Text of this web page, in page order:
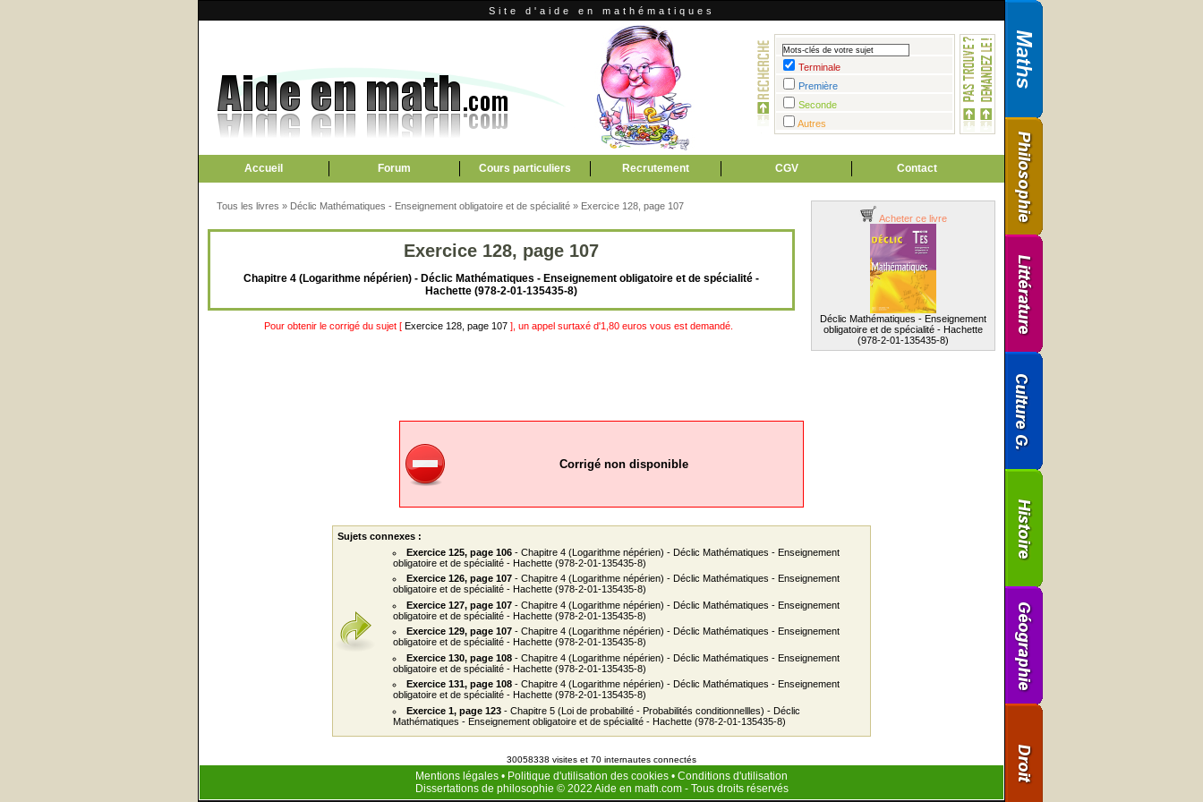
Site d'aide en mathématiques
Terminale
Première
Seconde
Autres
Accueil Forum Cours particuliers Recrutement CGV Contact
Acheter ce livre
Déclic Mathématiques - Enseignement
obligatoire et de spécialité - Hachette
(978-2-01-135435-8)
Tous les livres » Déclic Mathématiques - Enseignement obligatoire et de spécialité » Exercice 128, page 107
Exercice 128, page 107
Chapitre 4 (Logarithme népérien) - Déclic Mathématiques - Enseignement obligatoire et de spécialité -
Hachette (978-2-01-135435-8)
Pour obtenir le corrigé du sujet [ Exercice 128, page 107 ], un appel surtaxé d'1,80 euros vous est demandé.
Corrigé non disponible
Sujets connexes :
Exercice 125, page 106 - Chapitre 4 (Logarithme népérien) - Déclic Mathématiques - Enseignement
obligatoire et de spécialité - Hachette (978-2-01-135435-8)
Exercice 126, page 107 - Chapitre 4 (Logarithme népérien) - Déclic Mathématiques - Enseignement
obligatoire et de spécialité - Hachette (978-2-01-135435-8)
Exercice 127, page 107 - Chapitre 4 (Logarithme népérien) - Déclic Mathématiques - Enseignement
obligatoire et de spécialité - Hachette (978-2-01-135435-8)
Exercice 129, page 107 - Chapitre 4 (Logarithme népérien) - Déclic Mathématiques - Enseignement
obligatoire et de spécialité - Hachette (978-2-01-135435-8)
Exercice 130, page 108 - Chapitre 4 (Logarithme népérien) - Déclic Mathématiques - Enseignement
obligatoire et de spécialité - Hachette (978-2-01-135435-8)
Exercice 131, page 108 - Chapitre 4 (Logarithme népérien) - Déclic Mathématiques - Enseignement
obligatoire et de spécialité - Hachette (978-2-01-135435-8)
Exercice 1, page 123 - Chapitre 5 (Loi de probabilité - Probabilités conditionnellles) - Déclic
Mathématiques - Enseignement obligatoire et de spécialité - Hachette (978-2-01-135435-8)
30058338 visites et 70 internautes connectés
Mentions légales • Politique d'utilisation des cookies • Conditions d'utilisation
Dissertations de philosophie © 2022 Aide en math.com- Tous droits réservés